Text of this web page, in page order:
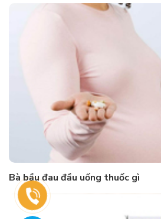
Bà bầu đau đầu uống thuốc gì